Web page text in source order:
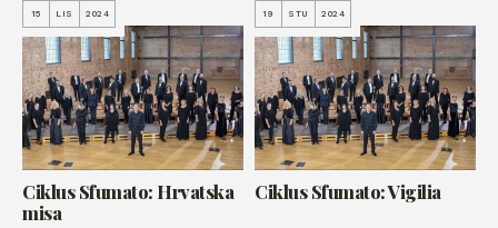
15 LIS 2024
Ciklus Sfumato: Hrvatska
misa
19 STU 2024
Ciklus Sfumato: Vigilia